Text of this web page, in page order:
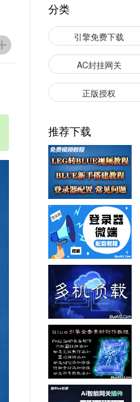
分类
引擎免费下载
AC封挂网关
正版授权
推荐下载